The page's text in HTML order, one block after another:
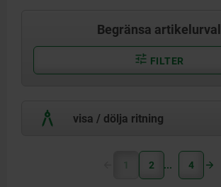
Begränsa artikelurval
FILTER
visa / dölja ritning
1 2 4